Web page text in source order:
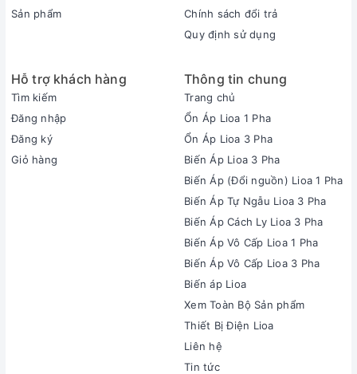
Sản phẩm
Chính sách đổi trả
Quy định sử dụng
Hỗ trợ khách hàng
Tìm kiếm
Đăng nhập
Đăng ký
Giỏ hàng
Thông tin chung
Trang chủ
Ổn Áp Lioa 1 Pha
Ổn Áp Lioa 3 Pha
Biến Áp Lioa 3 Pha
Biến Áp (Đổi nguồn) Lioa 1 Pha
Biến Áp Tự Ngẫu Lioa 3 Pha
Biến Áp Cách Ly Lioa 3 Pha
Biến Áp Vô Cấp Lioa 1 Pha
Biến Áp Vô Cấp Lioa 3 Pha
Biến áp Lioa
Xem Toàn Bộ Sản phẩm
Thiết Bị Điện Lioa
Liên hệ
Tin tức